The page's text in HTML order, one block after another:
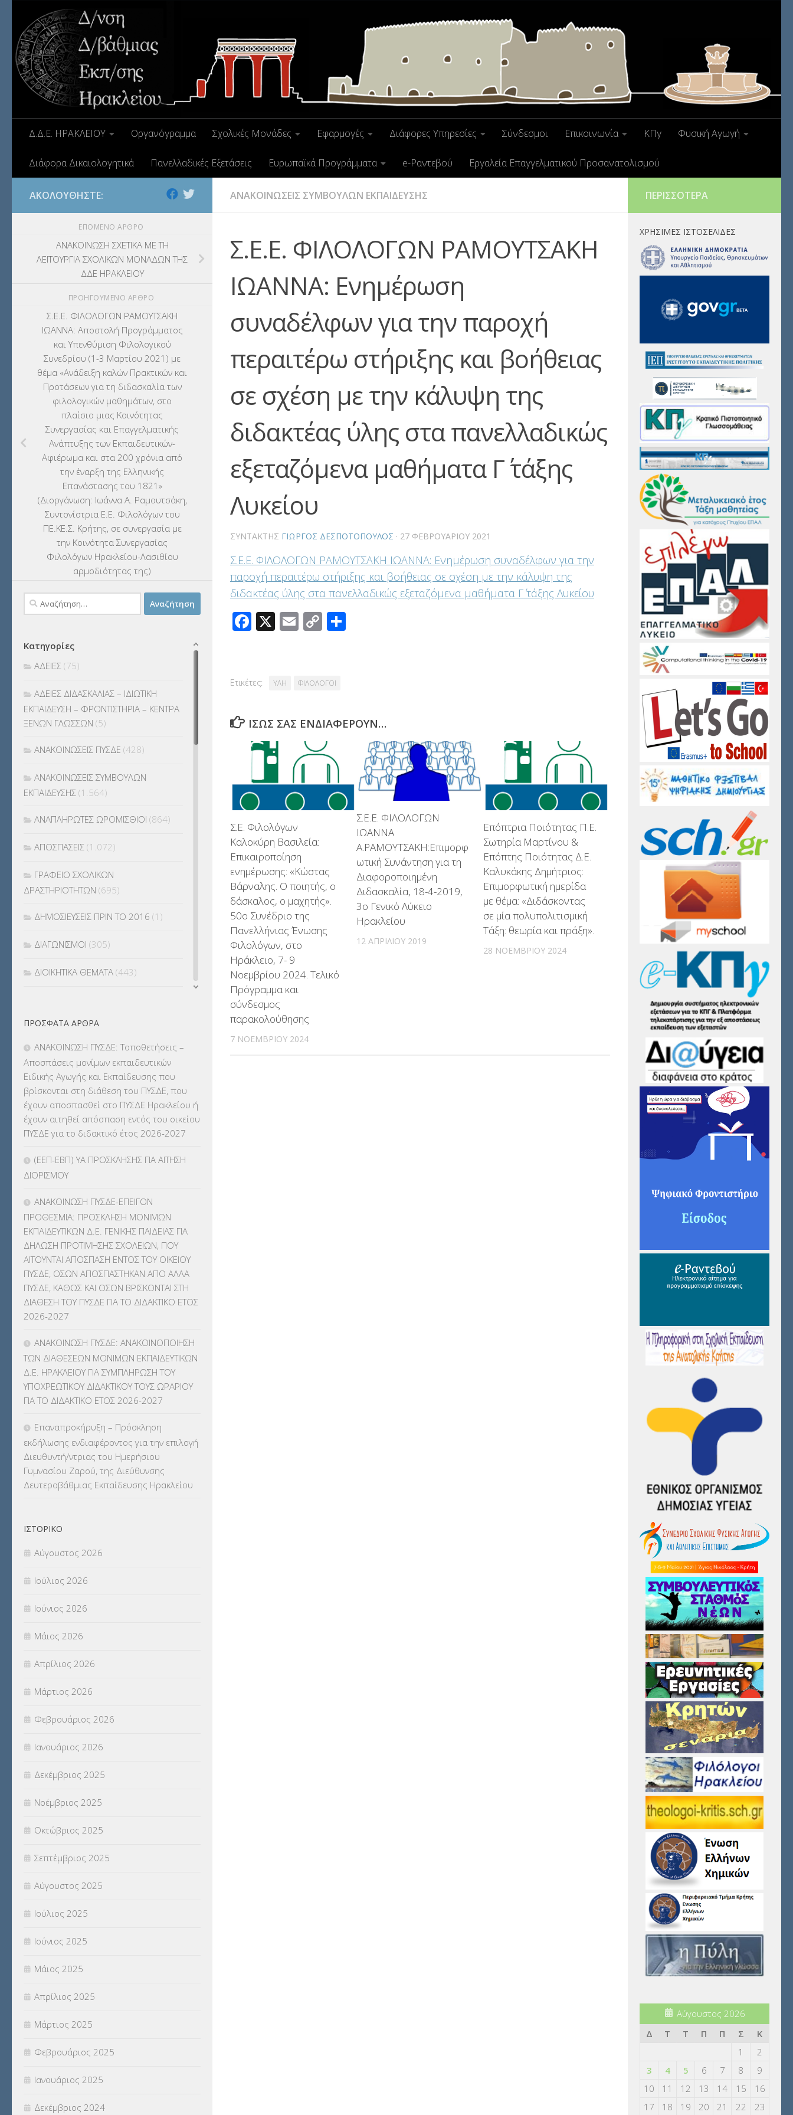
Δ.Δ.Ε. ΗΡΑΚΛΕΙΟΥ Οργανόγραμμα Σχολικές Μονάδες Εφαρμογές Διάφορες Υπηρεσίες Σύνδεσμοι Επικοινωνία ΚΠγ Φυσική Αγωγή
Διάφορα Δικαιολογητικά Πανελλαδικές Εξετάσεις Ευρωπαϊκά Προγράμματα e-Ραντεβού Εργαλεία Επαγγελματικού Προσανατολισμού
ΑΝΑΚΟΙΝΩΣΕΙΣ ΣΥΜΒΟΥΛΩΝ ΕΚΠΑΙΔΕΥΣΗΣ
Σ.Ε.Ε. ΦΙΛΟΛΟΓΩΝ ΡΑΜΟΥΤΣΑΚΗ
ΙΩΑΝΝΑ: Ενημέρωση
συναδέλφων για την παροχή
περαιτέρω στήριξης και βοήθειας
σε σχέση με την κάλυψη της
διδακτέας ύλης στα πανελλαδικώς
εξεταζόμενα μαθήματα Γ΄ τάξης
Λυκείου
ΣΥΝΤΆΚΤΗΣ ΓΙΏΡΓΟΣ ΔΕΣΠΟΤΌΠΟΥΛΟΣ · 27 ΦΕΒΡΟΥΑΡΊΟΥ 2021
Σ.Ε.Ε. ΦΙΛΟΛΟΓΩΝ ΡΑΜΟΥΤΣΑΚΗ ΙΩΑΝΝΑ: Ενημέρωση συναδέλφων για την
παροχή περαιτέρω στήριξης και βοήθειας σε σχέση με την κάλυψη της
διδακτέας ύλης στα πανελλαδικώς εξεταζόμενα μαθήματα Γ΄ τάξης Λυκείου
Facebook
X Email
Copy
Ετικέτες: ΥΛΗ ΦΙΛΟΛΟΓΟΙ
ΊΣΩΣ ΣΑΣ ΕΝΔΙΑΦΈΡΟΥΝ…
Σ.Ε. Φιλολόγων
Καλοκύρη Βασιλεία:
Επικαιροποίηση
ενημέρωσης: «Κώστας
Βάρναλης. Ο ποιητής, ο
δάσκαλος, ο μαχητής».
50ο Συνέδριο της
Πανελλήνιας Ένωσης
Φιλολόγων, στο
Ηράκλειο, 7- 9
Νοεμβρίου 2024. Τελικό
Πρόγραμμα και
σύνδεσμος
παρακολούθησης
7 ΝΟΕΜΒΡΊΟΥ 2024
Σ.Ε.Ε. ΦΙΛΟΛΟΓΩΝ
ΙΩΑΝΝΑ
Α.ΡΑΜΟΥΤΣΑΚΗ:Επιμορφ
ωτική Συνάντηση για τη
Διαφοροποιημένη
Διδασκαλία, 18-4-2019,
3ο Γενικό Λύκειο
Ηρακλείου
12 ΑΠΡΙΛΊΟΥ 2019
Επόπτρια Ποιότητας Π.Ε.
Σωτηρία Μαρτίνου &
Επόπτης Ποιότητας Δ.Ε.
Καλυκάκης Δημήτριος:
Επιμορφωτική ημερίδα
με θέμα: «Διδάσκοντας
σε μία πολυπολιτισμική
Τάξη: θεωρία και πράξη».
28 ΝΟΕΜΒΡΊΟΥ 2024
ΑΚΟΛΟΥΘΉΣΤΕ:
ΕΠΌΜΕΝΟ ΆΡΘΡΟ
ΑΝΑΚΟΙΝΩΣΗ ΣΧΕΤΙΚΑ ΜΕ ΤΗ
ΛΕΙΤΟΥΡΓΙΑ ΣΧΟΛΙΚΩΝ ΜΟΝΑΔΩΝ ΤΗΣ
ΔΔΕ ΗΡΑΚΛΕΙΟΥ
ΠΡΟΗΓΟΎΜΕΝΟ ΆΡΘΡΟ
Σ.Ε.Ε. ΦΙΛΟΛΟΓΩΝ ΡΑΜΟΥΤΣΑΚΗ
ΙΩΑΝΝΑ: Αποστολή Προγράμματος
και Υπενθύμιση Φιλολογικού
Συνεδρίου (1-3 Μαρτίου 2021) με
θέμα «Ανάδειξη καλών Πρακτικών και
Προτάσεων για τη διδασκαλία των
φιλολογικών μαθημάτων, στο
πλαίσιο μιας Κοινότητας
Συνεργασίας και Επαγγελματικής
Ανάπτυξης των Εκπαιδευτικών-
Αφιέρωμα και στα 200 χρόνια από
την έναρξη της Ελληνικής
Επανάστασης του 1821»
(Διοργάνωση: Ιωάννα Α. Ραμουτσάκη,
Συντονίστρια Ε.Ε. Φιλολόγων του
ΠΕ.ΚΕ.Σ. Κρήτης, σε συνεργασία με
την Κοινότητα Συνεργασίας
Φιλολόγων Ηρακλείου-Λασιθίου
αρμοδιότητας της)
Αναζήτηση
για:
Κατηγορίες
ΑΔΕΙΕΣ (75)
ΑΔΕΙΕΣ ΔΙΔΑΣΚΑΛΙΑΣ – ΙΔΙΩΤΙΚΗ
ΕΚΠΑΙΔΕΥΣΗ – ΦΡΟΝΤΙΣΤΗΡΙΑ – ΚΕΝΤΡΑ
ΞΕΝΩΝ ΓΛΩΣΣΩΝ (5)
ΑΝΑΚΟΙΝΩΣΕΙΣ ΠΥΣΔΕ (428)
ΑΝΑΚΟΙΝΩΣΕΙΣ ΣΥΜΒΟΥΛΩΝ
ΕΚΠΑΙΔΕΥΣΗΣ (1.564)
ΑΝΑΠΛΗΡΩΤΕΣ ΩΡΟΜΙΣΘΙΟΙ (864)
ΑΠΟΣΠΑΣΕΙΣ (1.072)
ΓΡΑΦΕΙΟ ΣΧΟΛΙΚΩΝ
ΔΡΑΣΤΗΡΙΟΤΗΤΩΝ (695)
ΔΗΜΟΣΙΕΥΣΕΙΣ ΠΡΙΝ ΤΟ 2016 (1)
ΔΙΑΓΩΝΙΣΜΟΙ (305)
ΔΙΟΙΚΗΤΙΚΑ ΘΕΜΑΤΑ (443)
ΕΚΔΡΟΜΕΣ(7.354)
ΕΠΑΛ (366)
ΕΠΙΜΟΡΦΩΣΗ Τ.Π.Ε.(10)
ΕΥΡΩΠΑΪΚΑ ΠΡΟΓΡΑΜΜΑΤΑ(230)
ΚΕΣΥ (60)
ΚΠγ – ΚΡΑΤΙΚΟ ΠΙΣΤΟΠΟΙΗΤΙΚΟ
ΓΛΩΣΣΟΜΑΘΕΙΑΣ(135)
ΚΠπ- ΚΡΑΤΙΚΟ ΠΙΣΤΟΠΟΙΗΤΙΚΟ
ΠΛΗΡΟΦΟΡΙΚΗΣ (12)
ΛΟΙΠΑ (309)
ΜΕΤΑΘΕΣΕΙΣ-ΤΟΠΟΘΕΤΗΣΕΙΣ
ΒΕΛΤΙΩΣΕΙΣ(319)
ΜΕΤΑΤΑΞΕΙΣ(87)
ΜΕΤΑΦΟΡΑ ΜΑΘΗΤΩΝ(3)
ΝΟΜΟΘΕΣΙΑ(66)
ΟΙΚΟΝΟΜΙΚΑ ΘΕΜΑΤΑ(73)
(18)
ΣΥΝΤΑΞΕΙΣ(12)
ΣΧΟΛΙΚΟΙ ΣΥΜΒΟΥΛΟΙ
ΥΠΕΡΑΡΙΘΜΟΙ(1)
ΥΠΟΤΡΟΦΙΕΣ(28)
ΦΥΣΙΚΗ ΑΓΩΓΗ(692)
Χωρίς κατηγορία(55)
ΠΡΌΣΦΑΤΑ ΆΡΘΡΑ
ΑΝΑΚΟΙΝΩΣΗ ΠΥΣΔΕ: Τοποθετήσεις –
Αποσπάσεις μονίμων εκπαιδευτικών
Ειδικής Αγωγής και Εκπαίδευσης που
βρίσκονται στη διάθεση του ΠΥΣΔΕ, που
έχουν αποσπασθεί στο ΠΥΣΔΕ Ηρακλείου ή
έχουν αιτηθεί απόσπαση εντός του οικείου
ΠΥΣΔΕ για το διδακτικό έτος 2026-2027
(ΕΕΠ-ΕΒΠ) ΥΑ ΠΡΟΣΚΛΗΣΗΣ ΓΙΑ ΑΙΤΗΣΗ
ΔΙΟΡΙΣΜΟΥ
ΑΝΑΚΟΙΝΩΣΗ ΠΥΣΔΕ-ΕΠΕΙΓΟΝ
ΠΡΟΘΕΣΜΙΑ: ΠΡΟΣΚΛΗΣΗ ΜΟΝΙΜΩΝ
ΕΚΠΑΙΔΕΥΤΙΚΩΝ Δ.Ε. ΓΕΝΙΚΗΣ ΠΑΙΔΕΙΑΣ ΓΙΑ
ΔΗΛΩΣΗ ΠΡΟΤΙΜΗΣΗΣ ΣΧΟΛΕΙΩΝ, ΠΟΥ
ΑΙΤΟΥΝΤΑΙ ΑΠΟΣΠΑΣΗ ΕΝΤΟΣ ΤΟΥ ΟΙΚΕΙΟΥ
ΠΥΣΔΕ, ΟΣΩΝ ΑΠΟΣΠΑΣΤΗΚΑΝ ΑΠΟ ΑΛΛΑ
ΠΥΣΔΕ, ΚΑΘΩΣ ΚΑΙ ΟΣΩΝ ΒΡΙΣΚΟΝΤΑΙ ΣΤΗ
ΔΙΑΘΕΣΗ ΤΟΥ ΠΥΣΔΕ ΓΙΑ ΤΟ ΔΙΔΑΚΤΙΚΟ ΕΤΟΣ
2026-2027
ΑΝΑΚΟΙΝΩΣΗ ΠΥΣΔΕ: ΑΝΑΚΟΙΝΟΠΟΙΗΣΗ
ΤΩΝ ΔΙΑΘΕΣΕΩΝ ΜΟΝΙΜΩΝ ΕΚΠΑΙΔΕΥΤΙΚΩΝ
Δ.Ε. ΗΡΑΚΛΕΙΟΥ ΓΙΑ ΣΥΜΠΛΗΡΩΣΗ ΤΟΥ
ΥΠΟΧΡΕΩΤΙΚΟΥ ΔΙΔΑΚΤΙΚΟΥ ΤΟΥΣ ΩΡΑΡΙΟΥ
ΓΙΑ ΤΟ ΔΙΔΑΚΤΙΚΟ ΕΤΟΣ 2026-2027
Επαναπροκήρυξη – Πρόσκληση
εκδήλωσης ενδιαφέροντος για την επιλογή
Διευθυντή/ντριας του Ημερήσιου
Γυμνασίου Ζαρού, της Διεύθυνσης
Δευτεροβάθμιας Εκπαίδευσης Ηρακλείου
ΙΣΤΟΡΙΚΌ
Αύγουστος 2026
Ιούλιος 2026
Ιούνιος 2026
Μάιος 2026
Απρίλιος 2026
Μάρτιος 2026
Φεβρουάριος 2026
Ιανουάριος 2026
Δεκέμβριος 2025
Νοέμβριος 2025
Οκτώβριος 2025
Σεπτέμβριος 2025
Αύγουστος 2025
Ιούλιος 2025
Ιούνιος 2025
Μάιος 2025
Απρίλιος 2025
Μάρτιος 2025
Φεβρουάριος 2025
Ιανουάριος 2025
Δεκέμβριος 2024
ΠΕΡΙΣΣΌΤΕΡΑ
ΧΡΉΣΙΜΕΣ ΙΣΤΟΣΕΛΊΔΕΣ
Αύγουστος 2026
Δ
Τ Τ Π Π Σ
Κ
1
2
3
4 5 6 7 8
9
10
11 12 13 14 15
16
17
18 19 20 21 22 23